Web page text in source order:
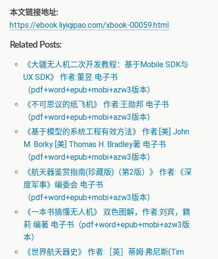
本文链接地址:
https://ebook.liyiqipao.com/xbook-00059.html
Related Posts:
《大疆无人机二次开发教程：基于Mobile SDK与
UX SDK》 作者:董昱 电子书
（pdf+word+epub+mobi+azw3版本）
《不可思议的纸飞机》 作者:王勋邦 电子书
（pdf+word+epub+mobi+azw3版本）
《基于模型的系统工程有效方法》 作者:[美] John
M. Borky [美] Thomas H. Bradley著 电子书
（pdf+word+epub+mobi+azw3版本）
《航天器鉴赏指南(珍藏版)（第2版）》 作者:《深
度军事》编委会 电子书
（pdf+word+epub+mobi+azw3版本）
《一本书搞懂无人机》 双色图解，作者:刘宾，籍
莉 编著 电子书（pdf+word+epub+mobi+azw3版
本）
《世界航天器史》 作者:［英］蒂姆·弗尼斯(Tim